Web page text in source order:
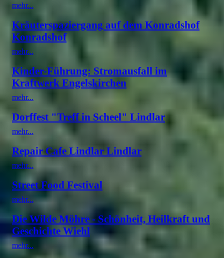
mehr...
Kräuterspaziergang auf dem Konradshof
Konradshof
mehr...
Kinder-Führung: Stromausfall im
Kraftwerk Engelskirchen
mehr...
Dorffest "Treff in Scheel" Lindlar
mehr...
Repair Cafe Lindlar Lindlar
mehr...
Street Food Festival
mehr...
Die Wilde Möhre - Schönheit, Heilkraft und
Geschichte Wiehl
mehr...